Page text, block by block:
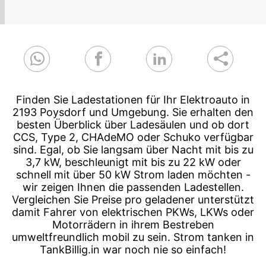
Finden Sie Ladestationen für Ihr Elektroauto in
2193 Poysdorf und Umgebung. Sie erhalten den
besten Überblick über Ladesäulen und ob dort
CCS, Type 2, CHAdeMO oder Schuko verfügbar
sind. Egal, ob Sie langsam über Nacht mit bis zu
3,7 kW, beschleunigt mit bis zu 22 kW oder
schnell mit über 50 kW Strom laden möchten -
wir zeigen Ihnen die passenden Ladestellen.
Vergleichen Sie Preise pro geladener unterstützt
damit Fahrer von elektrischen PKWs, LKWs oder
Motorrädern in ihrem Bestreben
umweltfreundlich mobil zu sein. Strom tanken in
TankBillig.in war noch nie so einfach!